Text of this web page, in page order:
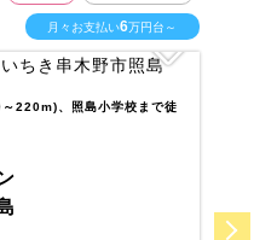
月々お支払い6万円台～
220m)、照島小学校まで徒